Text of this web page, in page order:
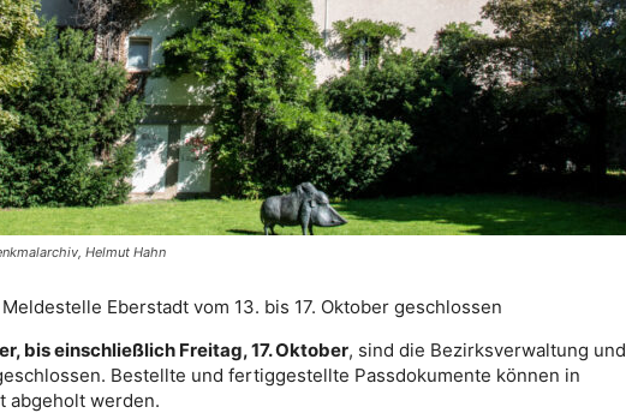
Helmut Hahn
Eberstadt vom 13. bis 17. Oktober geschlossen
bis einschließlich Freitag, 17. Oktober, sind die Bezirksverwaltung und
Bestellte und fertiggestellte Passdokumente können in
abgeholt werden.